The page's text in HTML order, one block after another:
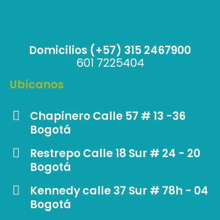
Domicilios (+57) 315 2467900
601 7225404
Ubícanos
Chapinero Calle 57 # 13 -36
Bogotá
Restrepo Calle 18 Sur # 24 - 20
Bogotá
Kennedy calle 37 Sur # 78h - 04
Bogotá